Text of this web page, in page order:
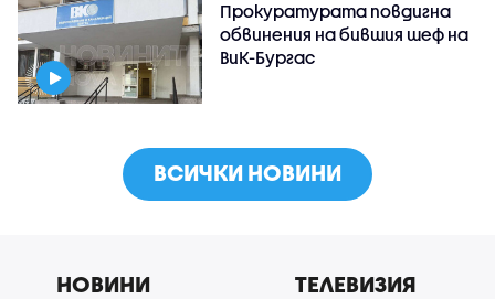
Прокуратурата повдигна
обвинения на бившия шеф на
ВиК-Бургас
ВСИЧКИ НОВИНИ
НОВИНИ ТЕЛЕВИЗИЯ